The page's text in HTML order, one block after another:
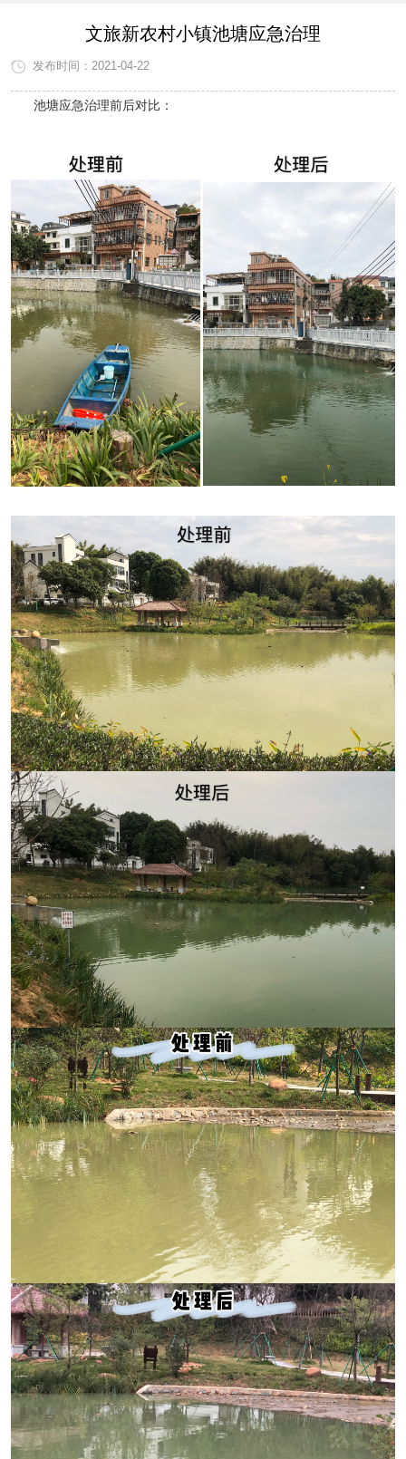
文旅新农村小镇池塘应急治理
发布时间：2021-04-22
池塘应急治理前后对比：